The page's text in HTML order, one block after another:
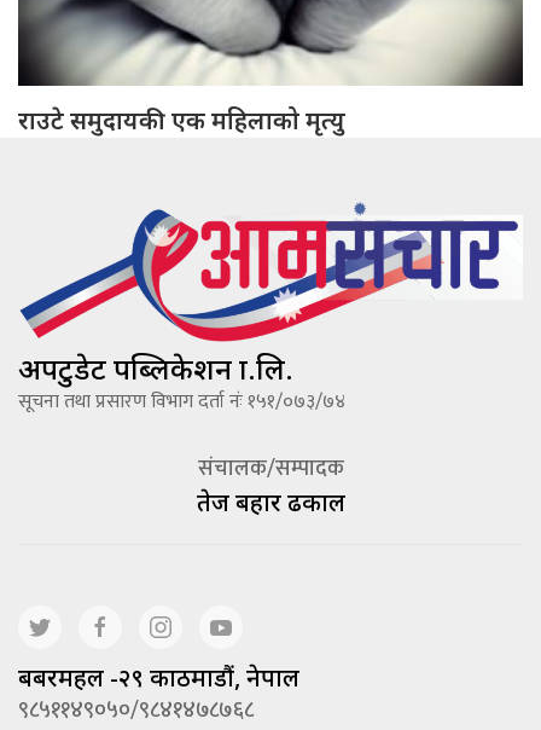
राउटे समुदायकी एक महिलाको मृत्यु
अपटुडेट पब्लिकेशन प्रा.लि.
सूचना तथा प्रसारण विभाग दर्ता नंः १५१/०७३/७४
संचालक/सम्पादक
तेज बहादूर ढकाल
बबरमहल -२९ काठमाडौं, नेपाल
९८५११४९०५०/९८४१४७८७६८